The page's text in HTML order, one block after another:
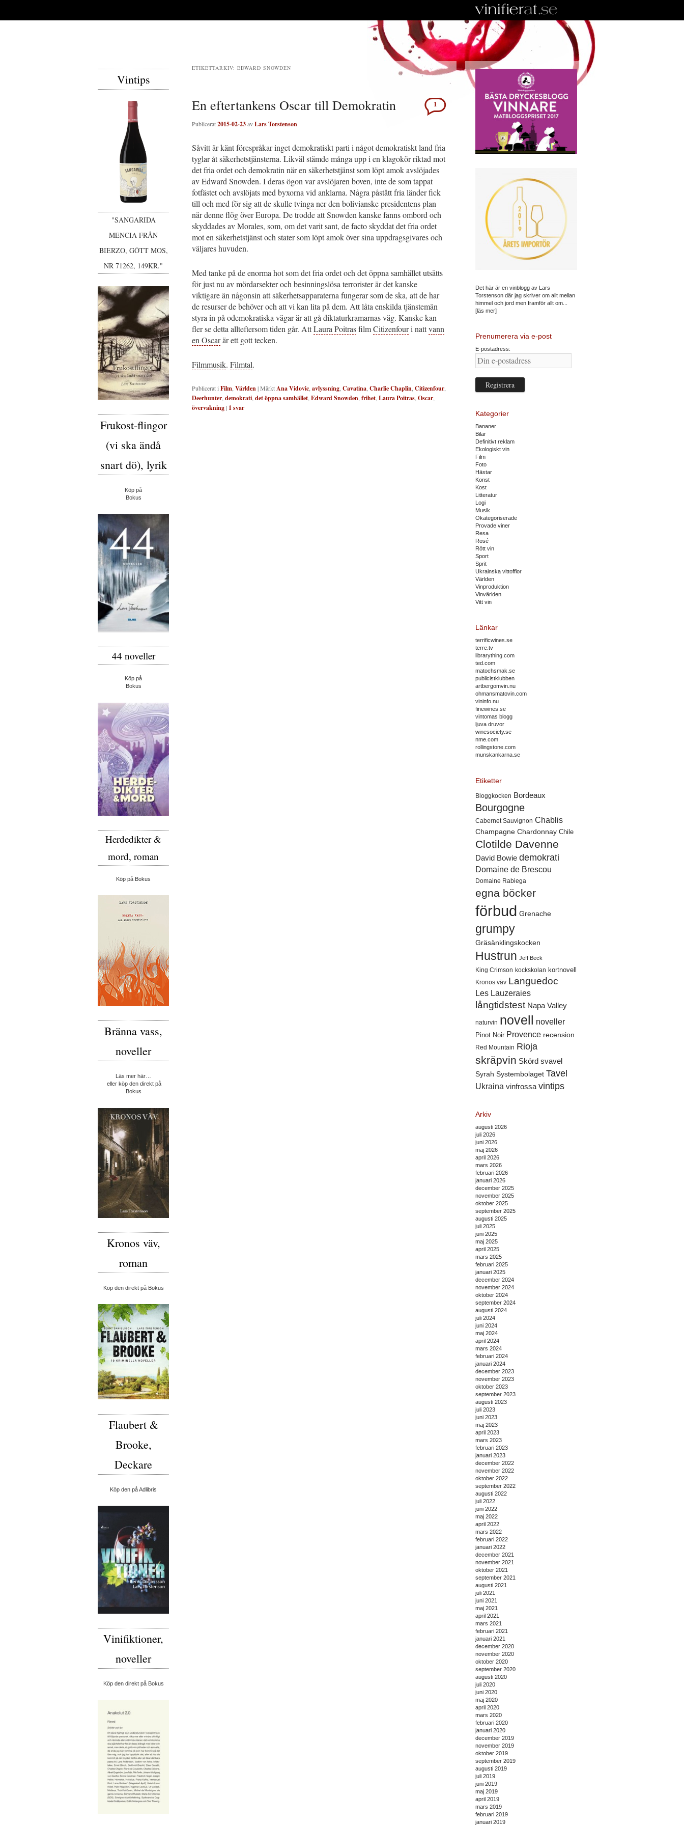
ETIKETTARKIV: EDWARD SNOWDEN
En eftertankens Oscar till Demokratin
Publicerat2015-02-23avLars Torstenson
1
Såvitt är känt förespråkar inget demokratiskt parti i något demokratiskt land fria
tyglar åt säkerhetstjänsterna. Likväl stämde många upp i en klagokör riktad mot
det fria ordet och demokratin när en säkerhetstjänst som löpt amok avslöjades
av Edward Snowden. I deras ögon var avslöjaren boven, inte de som tappat
fotfästet och avslöjats med byxorna vid anklarna. Några påstått fria länder fick
till och med för sig att de skulletvinga ner den bolivianske presidentens plan
när denne flög över Europa. De trodde att Snowden kanske fanns ombord och
skyddades av Morales, som, om det varit sant, de facto skyddat det fria ordet
mot en säkerhetstjänst och stater som löpt amok över sina uppdragsgivares och
väljares huvuden.
Med tanke på de enorma hot som det fria ordet och det öppna samhället utsätts
för just nu av mördarsekter och besinningslösa terrorister är det kanske
viktigare än någonsin att säkerhetsapparaterna fungerar som de ska, att de har
de resurser de behöver och att vi kan lita på dem. Att låta enskilda tjänstemän
styra in på odemokratiska vägar är att gå diktaturkramarnas väg. Kanske kan
fler se detta allteftersom tiden går. AttLaura PoitrasfilmCitizenfouri nattvann
en Oscarär ett gott tecken.
Filmmusik. Filmtal.
Publicerat i Film Världen|MärktAna Vidovic avlyssning Cavatina Charlie Chaplin Citizenfour
Deerhunter demokrati det öppna samhället Edward Snowden frihet Laura Poitras Oscar
övervakning| 1 svar
Det här är en vinblogg av Lars
Torstenson där jag skriver om allt mellan
himmel och jord men framför allt om...
[läs mer]
Prenumerera via e-post
E-postadress:
Kategorier
Bananer
Bilar
Definitivt reklam
Ekologiskt vin
Film
Foto
Hästar
Konst
Kost
Litteratur
Logi
Musik
Okategoriserade
Provade viner
Resa
Rosé
Rött vin
Sport
Sprit
Ukrainska vittofflor
Världen
Vinproduktion
Vinvärlden
Vitt vin
Länkar
terrificwines.se
terre.tv
librarything.com
ted.com
matochsmak.se
publicistklubben
artbergomvin.nu
ohmansmatovin.com
vininfo.nu
finewines.se
vintomas blogg
ljuva druvor
winesociety.se
nme.com
rollingstone.com
munskankarna.se
Etiketter
Bloggkocken Bordeaux
Bourgogne
Cabernet Sauvignon Chablis
Champagne Chardonnay Chile
Clotilde Davenne
David Bowie demokrati
Domaine de Brescou
Domaine Rabiega
egna böcker
förbud Grenache
grumpy
Gräsänklingskocken
Hustrun Jeff Beck
King Crimson kockskolan kortnovell
Kronos väv Languedoc
Les Lauzeraies
långtidstest Napa Valley
naturvin novell noveller
Pinot Noir Provence recension
Red Mountain Rioja
skräpvin Skörd svavel
Syrah Systembolaget Tavel
Ukraina vinfrossa vintips
Arkiv
augusti 2026
juli 2026
juni 2026
maj 2026
april 2026
mars 2026
februari 2026
januari 2026
december 2025
november 2025
oktober 2025
september 2025
augusti 2025
juli 2025
juni 2025
maj 2025
april 2025
mars 2025
februari 2025
januari 2025
december 2024
november 2024
oktober 2024
september 2024
augusti 2024
juli 2024
juni 2024
maj 2024
april 2024
mars 2024
februari 2024
januari 2024
december 2023
november 2023
oktober 2023
september 2023
augusti 2023
juli 2023
juni 2023
maj 2023
april 2023
mars 2023
februari 2023
januari 2023
december 2022
november 2022
oktober 2022
september 2022
augusti 2022
juli 2022
juni 2022
maj 2022
april 2022
mars 2022
februari 2022
januari 2022
december 2021
november 2021
oktober 2021
september 2021
augusti 2021
juli 2021
juni 2021
maj 2021
april 2021
mars 2021
februari 2021
januari 2021
december 2020
november 2020
oktober 2020
september 2020
augusti 2020
juli 2020
juni 2020
maj 2020
april 2020
mars 2020
februari 2020
januari 2020
december 2019
november 2019
oktober 2019
september 2019
augusti 2019
juli 2019
juni 2019
maj 2019
april 2019
mars 2019
februari 2019
januari 2019
Vintips
"SANGARIDA
MENCIA FRÅN
BIERZO, GÔTT MOS,
NR 71262, 149KR."
Frukost-flingor
(vi ska ändå
snart dö), lyrik
Köp på
Bokus
44 noveller
Köp på
Bokus
Herdedikter &
mord, roman
Köp på Bokus
Bränna vass,
noveller
Läs mer här…
eller köp den direkt på
Bokus
Kronos väv,
roman
Köp den direkt på Bokus
Flaubert &
Brooke,
Deckare
Köp den på Adlibris
Vinifiktioner,
noveller
Köp den direkt på Bokus